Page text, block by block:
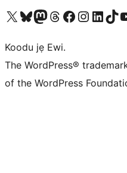
Ṣabẹwo sí àkàùntù X (Twitter tẹ́lẹ̀) waBẹwo akanti Bluesky waLọ sí àkáǹtì Mastodon waBẹwo akanti Threads waṢabẹwo si Facebook waVisit our Instagram
Visit ourBẹwo akanti TikTok wa
Koodu jẹ Ewi.
The WordPress®
of the WordPress